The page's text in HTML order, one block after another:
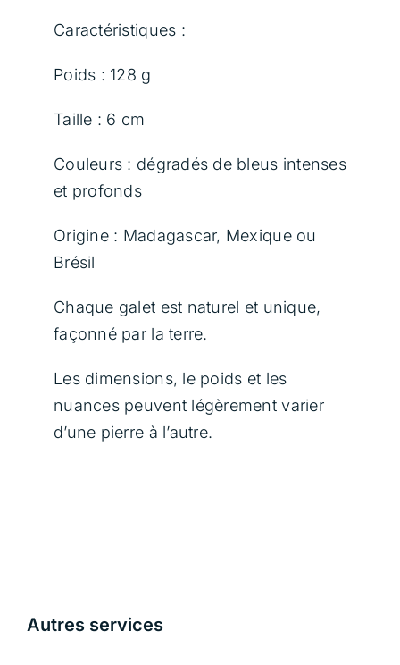
Caractéristiques :
Poids : 128 g
Taille : 6 cm
Couleurs : dégradés de bleus intenses
et profonds
Origine : Madagascar, Mexique ou
Brésil
Chaque galet est naturel et unique,
façonné par la terre.
Les dimensions, le poids et les
nuances peuvent légèrement varier
d’une pierre à l’autre.
Autres services